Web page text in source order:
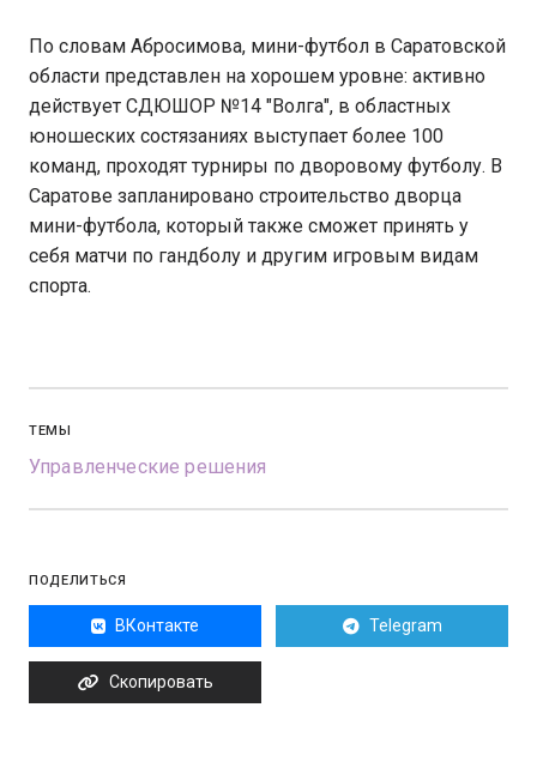
По словам Абросимова, мини-футбол в Саратовской
области представлен на хорошем уровне: активно
действует СДЮШОР №14 "Волга", в областных
юношеских состязаниях выступает более 100
команд, проходят турниры по дворовому футболу. В
Саратове запланировано строительство дворца
мини-футбола, который также сможет принять у
себя матчи по гандболу и другим игровым видам
спорта.
ТЕМЫ
Управленческие решения
ПОДЕЛИТЬСЯ
ВКонтакте Telegram
Скопировать